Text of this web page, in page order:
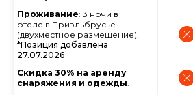
Проживание: 3 ночи в
отеле в Приэльбрусье
(двухместное размещение).
*Позиция добавлена
27.07.2026
Скидка 30% на аренду
снаряжения и одежды.